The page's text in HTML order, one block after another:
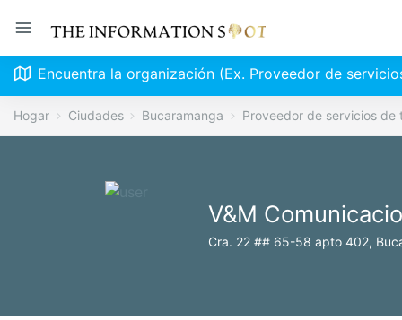
Encuentra la organización (Ex. Proveedor de
Hogar Ciudades Bucaramanga Proveedor de servicios de
V&M
Cra. 22 ## 65-58 apto 402,